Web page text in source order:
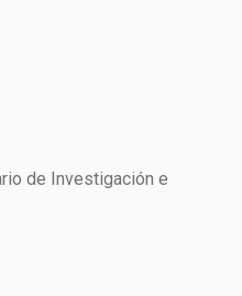
de Investigación e